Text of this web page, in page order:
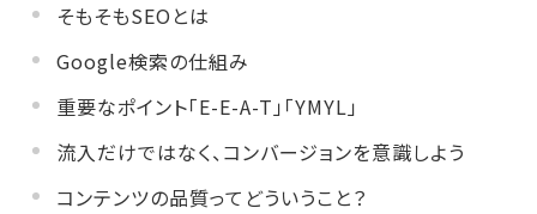
そもそもSEOとは
Google検索の仕組み
重要なポイント「E-E-A-T」「YMYL」
流入だけではなく、コンバージョンを意識しよう
コンテンツの品質ってどういうこと？